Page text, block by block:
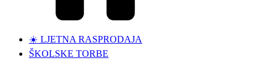
☀️ LJETNA RASPRODAJA
ŠKOLSKE TORBE